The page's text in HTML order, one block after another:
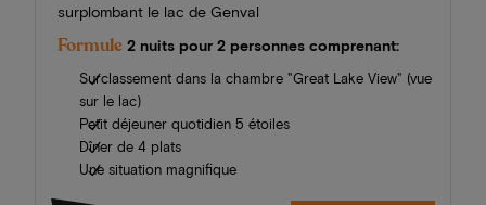
surplombant le lac de Genval
Formule 2 nuits pour 2 personnes comprenant:
Surclassement dans la chambre "Great Lake View" (vue
sur le lac)
Petit déjeuner quotidien 5 étoiles
Dîner de 4 plats
Une situation magnifique